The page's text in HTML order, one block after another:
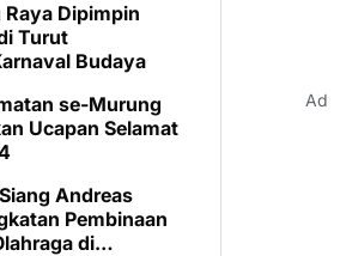
Raya Dipimpin
Turut
Budaya
se-Murung
Ucapan Selamat
Andreas
Pembinaan
di
Ad